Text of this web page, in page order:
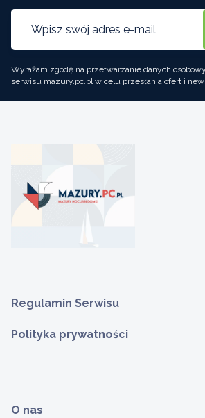
Wyrażam zgodę na przetwarzanie danych
serwisu mazury.pc.pl w celu przesłania ofert i
Regulamin Serwisu
Polityka prywatności
O nas